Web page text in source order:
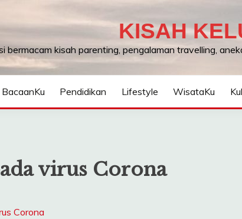
KISAH
bermacam kisah parenting, pengalaman travelling,
BacaanKu Pendidikan Lifestyle WisataKu
virus Corona
Corona